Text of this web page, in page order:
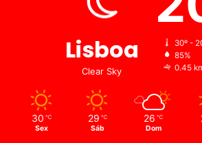
Lisboa
Clear Sky
30º -
85%
0.45
30 ℃
Sex
29 ℃
Sáb
26 ℃
Dom